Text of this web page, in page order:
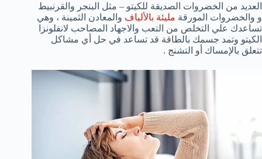
العديد من الخضروات الصديقة للكيتو – مثل البنجر والقرنبيط
و والخضروات المورقة مليئة بالألياف والمعادن الثمينة ، وهي
تساعدك علي التخلص من التعب والاجهاد المصاحب لانفلونزا
الكيتو وتمد جسمك بالطاقة قد تساعد في حل أي مشاكل
تتعلق بالإمساك أو التشنج .